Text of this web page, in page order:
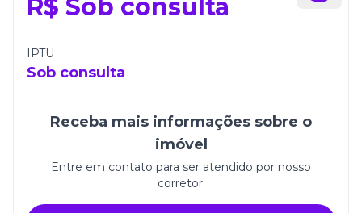
garagem e toda a qualidade construtiva que o
combina elegância, funcionalidade e excelente
localização, ideal para quem deseja viver bem e com
R$ Sob consulta
IPTU
Sob consulta
Receba mais informações sobre o
imóvel
Entre em contato para ser atendido por nosso
corretor.